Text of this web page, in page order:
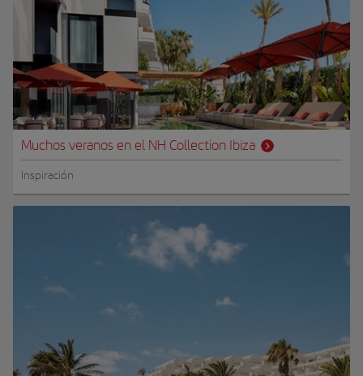
Muchos veranos en el NH Collection Ibiza
Inspiración